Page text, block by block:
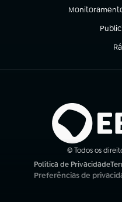
(abre em nova
(abre
© Todos os
Política de Privacidade
(abre em nova aba)
Preferências de